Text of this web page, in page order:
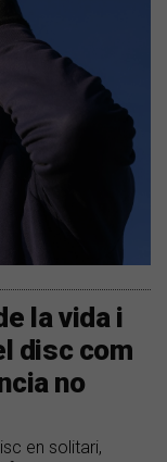
la vida i
disc com
no
en solitari,